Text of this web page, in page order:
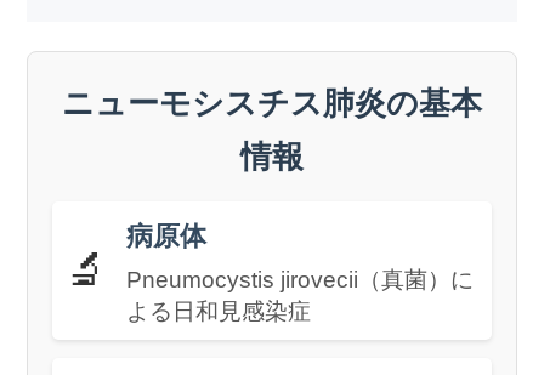
ニューモシスチス肺炎の基本
情報
🔬
病原体
Pneumocystis jirovecii（真菌）に
よる日和見感染症